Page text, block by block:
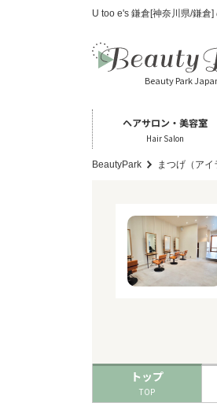
U too e's 鎌倉[神奈川県/鎌倉
Beauty Park
ヘアサロン・美容室
Hair Salon
BeautyPark まつげ（ア
トップ
TOP